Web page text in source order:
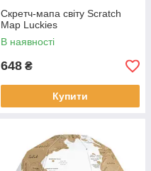
Скретч-мапа світу Scratch
Map Luckies
В наявності
648 ₴
Купити